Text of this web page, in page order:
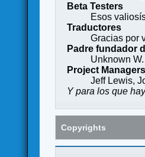
Beta Testers
Esos
Traductores
Gracias por
Padre fundador
Unknown
Project
Jeff Lewis,
Y para los que
Copyrights